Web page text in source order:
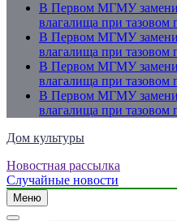
В Первом МГМУ
влагалища при тазовом
В Первом МГМУ
влагалища при тазовом
В Первом МГМУ
влагалища при тазовом
В Первом МГМУ
влагалища при тазовом
Дом культуры
Just another WordPress site
Новостная рассылка
Случайные новости
Меню